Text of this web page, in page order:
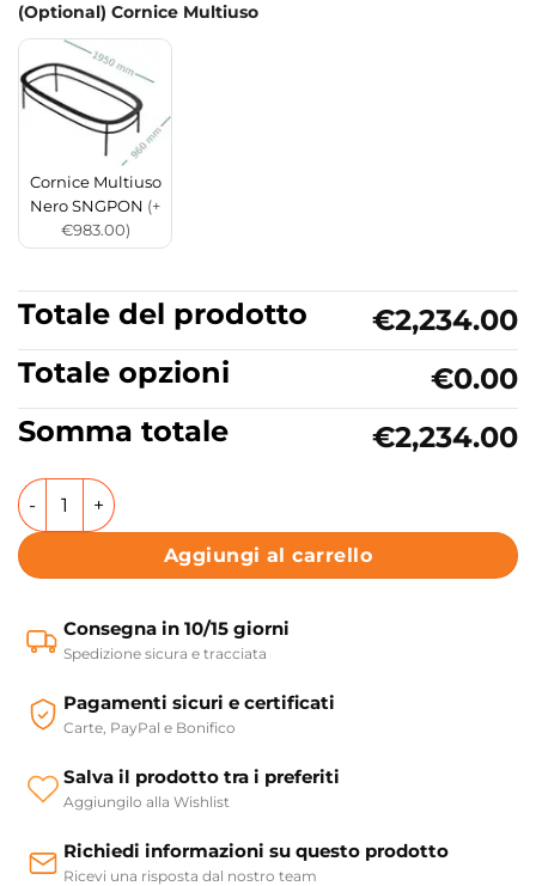
(Optional) Cornice Multiuso
Cornice Multiuso
Nero SNGPON (+
€983.00)
Totale del prodotto
€2,234.00
Totale opzioni
€0.00
Somma totale
€2,234.00
Vasca da bagno freestanding 180X82 cm Snug Colacril
Aggiungi al carrello
Consegna in 10/15 giorni
Spedizione sicura e tracciata
Pagamenti sicuri e certificati
Carte, PayPal e Bonifico
Salva il prodotto tra i preferiti
Aggiungilo alla Wishlist
Richiedi informazioni su questo prodotto
Ricevi una risposta dal nostro team